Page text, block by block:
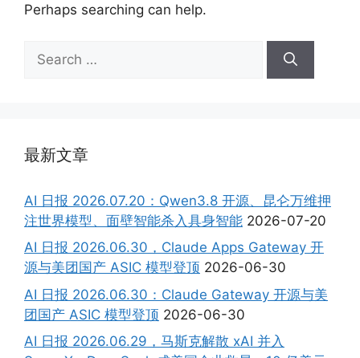
Perhaps searching can help.
for:
最新文章
AI 日报 2026.07.20：Qwen3.8 开源、昆仑万维押
注世界模型、面壁智能杀入具身智能 2026-07-20
AI 日报 2026.06.30，Claude Apps Gateway 开
源与美团国产 ASIC 模型登顶 2026-06-30
AI 日报 2026.06.30：Claude Gateway 开源与美
团国产 ASIC 模型登顶 2026-06-30
AI 日报 2026.06.29，马斯克解散 xAI 并入